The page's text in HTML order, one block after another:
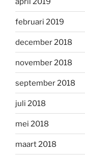
februari 2019
december 2018
november 2018
september 2018
juli 2018
mei 2018
maart 2018